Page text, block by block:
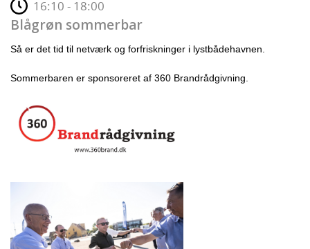
16:10 - 18:00
Blågrøn sommerbar
Så er det tid til netværk og forfriskninger i lystbådehavnen.
Sommerbaren er sponsoreret af 360 Brandrådgivning.